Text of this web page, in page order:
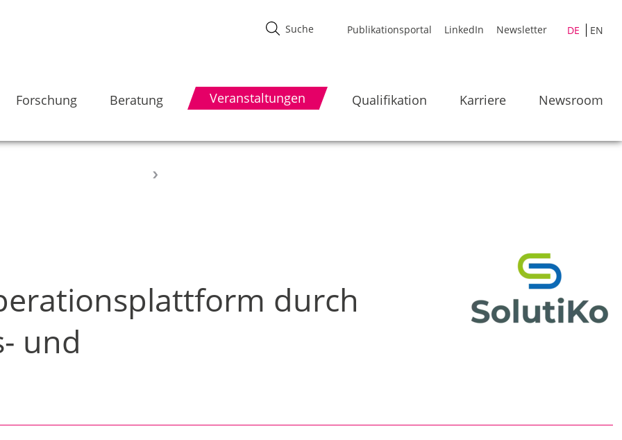
Publikationsportal LinkedIn Newsletter DE EN
Forschung Beratung Veranstaltungen Qualifikation Karriere Newsroom
durch
und